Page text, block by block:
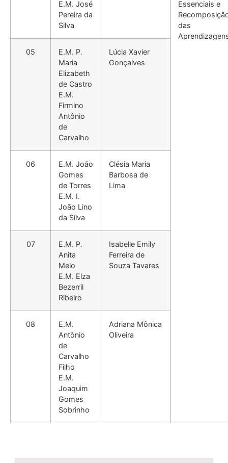
E.M. José
Pereira da
Silva
Essenciais e
das
05
E.M. P.
Maria
Elizabeth
de Castro
E.M.
Firmino
Antônio
de
Carvalho
Lúcia Xavier
Gonçalves
06
E.M. João
Gomes
de Torres
E.M. I.
João Lino
da Silva
Clésia Maria
Barbosa de
Lima
07
E.M. P.
Anita
Melo
E.M. Elza
Bezerril
Ribeiro
Isabelle Emily
Ferreira de
Souza Tavares
08
E.M.
Antônio
de
Carvalho
Filho
E.M.
Joaquim
Gomes
Sobrinho
Adriana Mônica
Oliveira